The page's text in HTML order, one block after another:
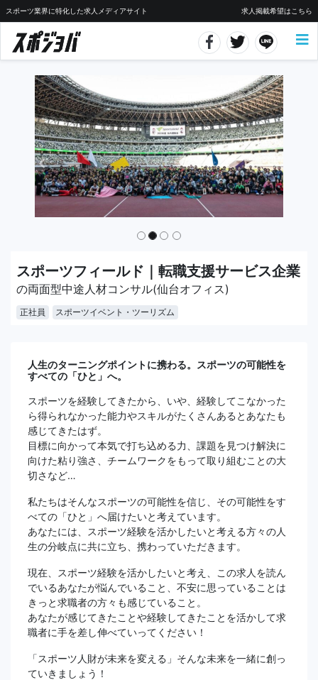
スポーツ業界に特化した求人メディアサイト 求人掲載希望はこちら
スポーツフィールド｜転職支援サービス企業
の両面型中途人材コンサル(仙台オフィス)
正社員 スポーツイベント・ツーリズム
人生のターニングポイントに携わる。スポーツの可能性を
すべての「ひと」へ。
スポーツを経験してきたから、いや、経験してこなかった
ら得られなかった能力やスキルがたくさんあるとあなたも
感じてきたはず。
目標に向かって本気で打ち込める力、課題を見つけ解決に
向けた粘り強さ、チームワークをもって取り組むことの大
切さなど…
私たちはそんなスポーツの可能性を信じ、その可能性をす
べての「ひと」へ届けたいと考えています。
あなたには、スポーツ経験を活かしたいと考える方々の人
生の分岐点に共に立ち、携わっていただきます。
現在、スポーツ経験を活かしたいと考え、この求人を読ん
でいるあなたが悩んでいること、不安に思っていることは
きっと求職者の方々も感じていること。
あなたが感じてきたことや経験してきたことを活かして求
職者に手を差し伸べていってください！
「スポーツ人財が未来を変える」そんな未来を一緒に創っ
ていきましょう！